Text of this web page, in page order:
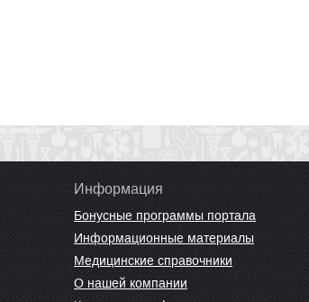
Информация
Бонусные программы портала
Информационные материалы
Медицинские справочники
О нашей компании